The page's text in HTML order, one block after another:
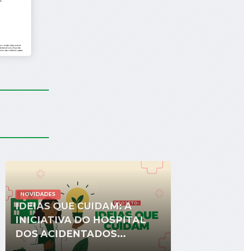
NOVIDADES
IDEIAS QUE CUIDAM: A
INICIATIVA DO HOSPITAL
DOS ACIDENTADOS...